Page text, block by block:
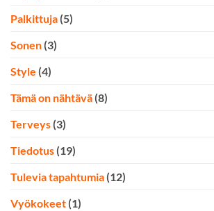
Palkittuja (5)
Sonen (3)
Style (4)
Tämä on nähtävä (8)
Terveys (3)
Tiedotus (19)
Tulevia tapahtumia (12)
Vyökokeet (1)